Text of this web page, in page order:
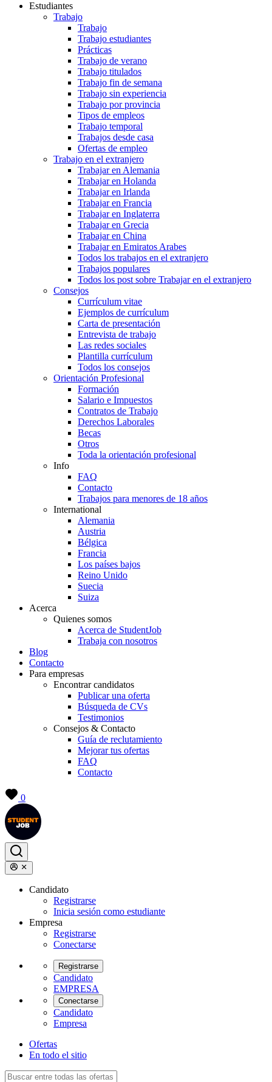
Estudiantes
Trabajo
Trabajo
Trabajo estudiantes
Prácticas
Trabajo de verano
Trabajo titulados
Trabajo fin de semana
Trabajo sin experiencia
Trabajo por provincia
Tipos de empleos
Trabajo temporal
Trabajos desde casa
Ofertas de empleo
Trabajo en el extranjero
Trabajar en Alemania
Trabajar en Holanda
Trabajar en Irlanda
Trabajar en Francia
Trabajar en Inglaterra
Trabajar en Grecia
Trabajar en China
Trabajar en Emiratos Arabes
Todos los trabajos en el extranjero
Trabajos populares
Todos los post sobre Trabajar en el extranjero
Consejos
Currículum vitae
Ejemplos de currículum
Carta de presentación
Entrevista de trabajo
Las redes sociales
Plantilla currículum
Todos los consejos
Orientación Profesional
Formación
Salario e Impuestos
Contratos de Trabajo
Derechos Laborales
Becas
Otros
Toda la orientación profesional
Info
FAQ
Contacto
Trabajos para menores de 18 años
International
Alemania
Austria
Bélgica
Francia
Los países bajos
Reino Unido
Suecia
Suiza
Acerca
Quienes somos
Acerca de StudentJob
Trabaja con nosotros
Blog
Contacto
Para empresas
Encontrar candidatos
Publicar una oferta
Búsqueda de CVs
Testimonios
Consejos & Contacto
Guía de reclutamiento
Mejorar tus ofertas
FAQ
Contacto
0
Candidato
Registrarse
Inicia sesión como estudiante
Empresa
Registrarse
Conectarse
Registrarse
Candidato
EMPRESA
Conectarse
Candidato
Empresa
Ofertas
En todo el sitio